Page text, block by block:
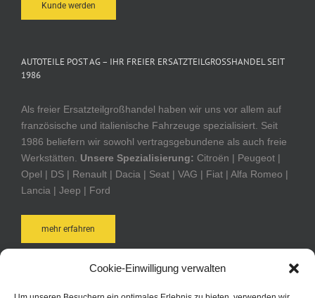
Cookie-Einwilligung verwalten
Kunde werden
AUTOTEILE POST AG – IHR FREIER ERSATZTEILGROSSHANDEL SEIT 1
986
Als freier Ersatzteilgroßhandel haben wir uns vor allem auf
französische und italienische Fahrzeuge spezialisiert. Seit
1986 beliefern wir sowohl vertragsgebundene als auch freie
Werkstätten. Unsere Spezialisierung: Citroën | Peugeot |
Opel | DS | Renault | Dacia | Seat | VAG | Fiat | Alfa Romeo |
Lancia | Jeep | Ford
mehr erfahren